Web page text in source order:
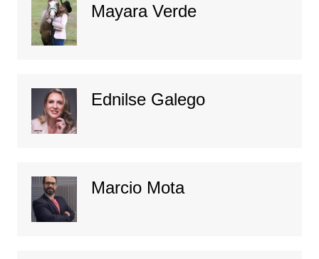
Mayara Verde
Ednilse Galego
Marcio Mota